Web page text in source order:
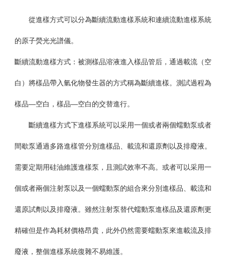
從進樣方式可以分為斷續流動進樣系統和連續流動進樣系統
的原子熒光光譜儀。
斷續流動進樣方式： 被測樣品溶液進入樣品管后，通過載流（空
白）將樣品帶入氫化物發生器的方式稱為斷續進樣。測試過程為
樣品—空白，樣品—空白的交替進行。
斷續進樣方式下進樣系統可以采用一個或者兩個蠕動泵或者
間歇泵通過多路進樣管分別進樣品、載流和還原劑以及排廢液。
需要定期用硅油維護進樣泵，且測試效率不高。或者可以采用一
個或者兩個注射泵以及一個蠕動泵的組合來分別進樣品、載流和
還原試劑以及排廢液。雖然注射泵替代蠕動泵進樣品及還原劑更
精確但是作為耗材價格昂貴，此外仍然需要蠕動泵來進載流及排
廢液，整個進樣系統復雜不易維護。